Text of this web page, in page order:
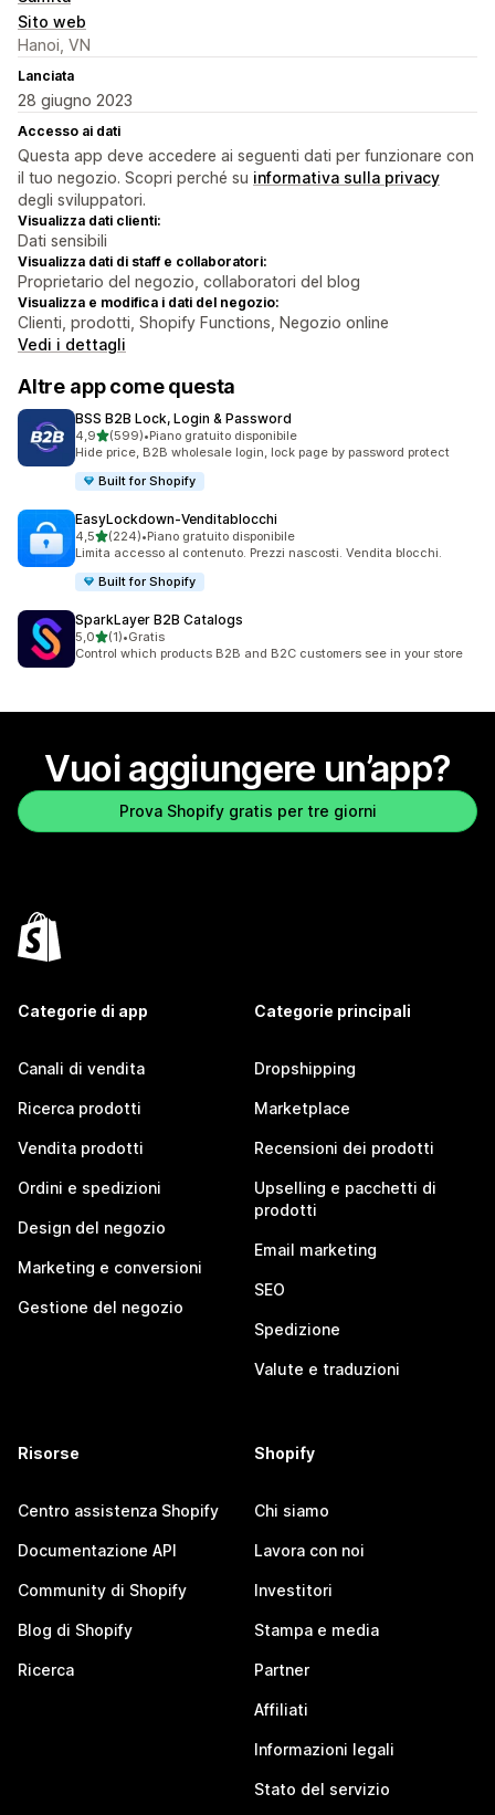
Sito web
Hanoi, VN
Lanciata
28 giugno 2023
Accesso ai dati
Questa app deve accedere ai seguenti dati per funzionare con
il tuo negozio. Scopri perché su informativa sulla privacy
degli sviluppatori.
Visualizza dati clienti:
Dati sensibili
Visualizza dati di staff e collaboratori:
Proprietario del negozio, collaboratori del blog
Visualizza e modifica i dati del negozio:
Clienti, prodotti, Shopify Functions, Negozio online
Vedi i dettagli
Altre app come questa
BSS B2B Lock, Login & Password
4,9stelle su 5
(599)
599 recensioni totali
•Piano gratuito disponibile
Hide price, B2B wholesale login, lock page by password protect
Built for Shopify
EasyLockdown‑Venditablocchi
4,5stelle su 5
(224)
224 recensioni totali
•Piano gratuito disponibile
Limita accesso al contenuto. Prezzi nascosti. Vendita blocchi.
Built for Shopify
SparkLayer B2B Catalogs
5,0stelle su 5
(1)
1 recensioni totali
•Gratis
Control which products B2B and B2C customers see in your store
Vuoi aggiungere un’app?
Prova Shopify gratis per tre giorni
Categorie di app
Canali di vendita
Ricerca prodotti
Vendita prodotti
Ordini e spedizioni
Design del negozio
Marketing e conversioni
Gestione del negozio
Categorie principali
Dropshipping
Marketplace
Recensioni dei prodotti
Upselling e pacchetti di
prodotti
Email marketing
SEO
Spedizione
Valute e traduzioni
Risorse
Centro assistenza Shopify
Documentazione API
Community di Shopify
Blog di Shopify
Ricerca
Shopify
Chi siamo
Lavora con noi
Investitori
Stampa e media
Partner
Affiliati
Informazioni legali
Stato del servizio